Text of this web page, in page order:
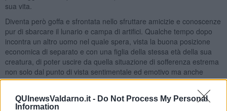
QUInewsValdarno.it - Do Not Process My Personal
Information
sua vita.
Diventa però goffa e sfrontata nello sfruttare amicizie e conoscenze
pur di sbarcare il lunario e campa di artifici. Qualche tempo dopo
incontra un altro uomo nel quale spera, vista la buona posizione
economica di separato e con una figlia della stessa età della sua
creatura, di poter uscire da quella situazione di sofferenza estrema
non solo dal punto di vista sentimentale ed emotivo ma anche
economico e sociale. La storia dura poco più di un anno e abitando
entrambi, distanti diversi chilometri l’uno dall’altro, diventa difficile
da vivere se non si fanno scelte comuni di convivenza come una